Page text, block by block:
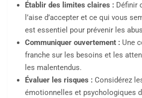
Établir des limites claires : Définir
l’aise d’accepter et ce qui vous
est essentiel pour prévenir les
Communiquer ouvertement : Une
franche sur les besoins et les
les malentendus.
Évaluer les risques : Considérez
émotionnelles et psychologiques